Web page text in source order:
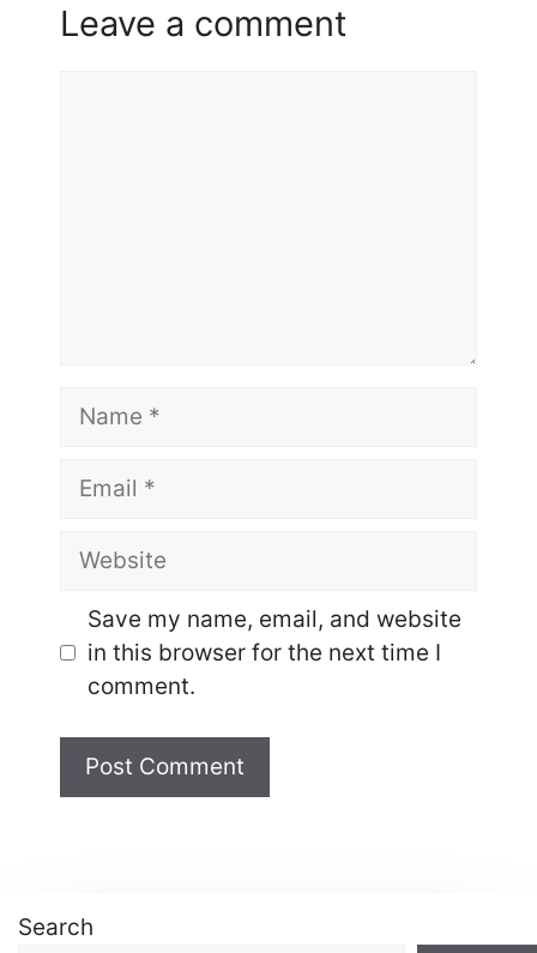
Leave a comment
Name
Email
Website
Save my name, email, and website
in this browser for the next time I
comment.
Search